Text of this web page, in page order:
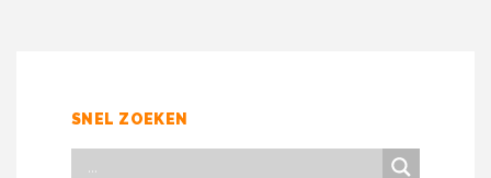
SNEL ZOEKEN